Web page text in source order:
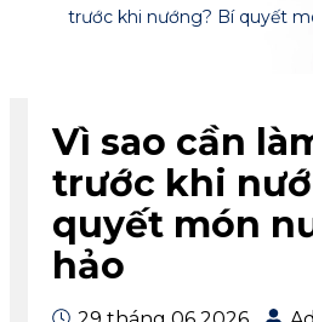
trước khi nướng? Bí quyết
Vì sao cần
trước khi
quyết món
hảo